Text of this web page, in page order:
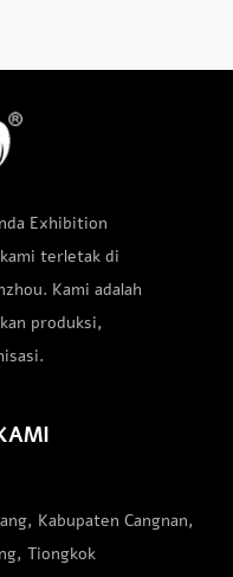
Exhibition
terletak di
Kami adalah
produksi,
Kabupaten Cangnan,
Tiongkok